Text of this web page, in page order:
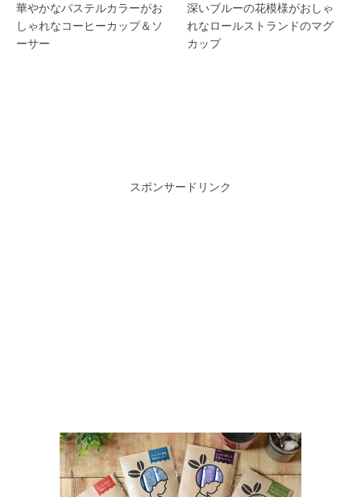
華やかなパステルカラーがお
しゃれなコーヒーカップ＆ソ
ーサー
深いブルーの花模様がおしゃ
れなロールストランドのマグ
カップ
スポンサードリンク